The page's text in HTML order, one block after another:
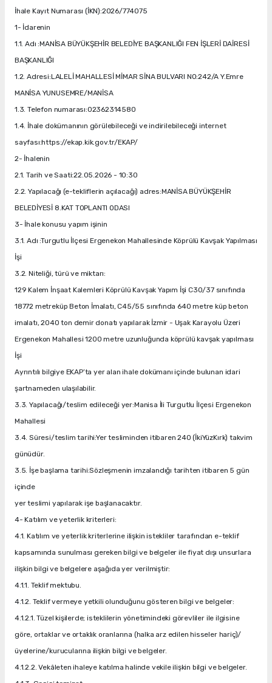
İhale Kayıt Numarası (İKN):2026/774075
1- İdarenin
1.1. Adı :MANİSA BÜYÜKŞEHİR BELEDİYE BAŞKANLIĞI FEN İŞLERİ DAİRESİ
BAŞKANLIĞI
1.2. Adresi:LALELİ MAHALLESİ MİMAR SİNA BULVARI NO:242/A Y.Emre
MANİSA YUNUSEMRE/MANİSA
1.3. Telefon numarası:02362314580
1.4. İhale dokümanının görülebileceği ve indirilebileceği internet
sayfası:https://ekap.kik.gov.tr/EKAP/
2- İhalenin
2.1. Tarih ve Saati:22.05.2026 - 10:30
2.2. Yapılacağı (e-tekliflerin açılacağı) adres:MANİSA BÜYÜKŞEHİR
BELEDİYESİ 8.KAT TOPLANTI ODASI
3- İhale konusu yapım işinin
3.1. Adı :Turgutlu İlçesi Ergenekon Mahallesinde Köprülü Kavşak Yapılması
İşi
3.2. Niteliği, türü ve miktarı:
129 Kalem İnşaat Kalemleri Köprülü Kavşak Yapım İşi C30/37 sınıfında
18772 metreküp Beton İmalatı, C45/55 sınıfında 640 metre küp beton
imalatı, 2040 ton demir donatı yapılarak İzmir - Uşak Karayolu Üzeri
Ergenekon Mahallesi 1200 metre uzunluğunda köprülü kavşak yapılması
İşi
Ayrıntılı bilgiye EKAP’ta yer alan ihale dokümanı içinde bulunan idari
şartnameden ulaşılabilir.
3.3. Yapılacağı/teslim edileceği yer:Manisa İli Turgutlu İlçesi Ergenekon
Mahallesi
3.4. Süresi/teslim tarihi:Yer tesliminden itibaren 240 (İkiYüzKırk) takvim
günüdür.
3.5. İşe başlama tarihi:Sözleşmenin imzalandığı tarihten itibaren 5 gün
içinde
yer teslimi yapılarak işe başlanacaktır.
4- Katılım ve yeterlik kriterleri:
4.1. Katılım ve yeterlik kriterlerine ilişkin istekliler tarafından e-teklif
kapsamında sunulması gereken bilgi ve belgeler ile fiyat dışı unsurlara
ilişkin bilgi ve belgelere aşağıda yer verilmiştir:
4.1.1. Teklif mektubu.
4.1.2. Teklif vermeye yetkili olunduğunu gösteren bilgi ve belgeler:
4.1.2.1. Tüzel kişilerde; isteklilerin yönetimindeki görevliler ile ilgisine
göre, ortaklar ve ortaklık oranlarına (halka arz edilen hisseler hariç)/
üyelerine/kurucularına ilişkin bilgi ve belgeler.
4.1.2.2. Vekâleten ihaleye katılma halinde vekile ilişkin bilgi ve belgeler.